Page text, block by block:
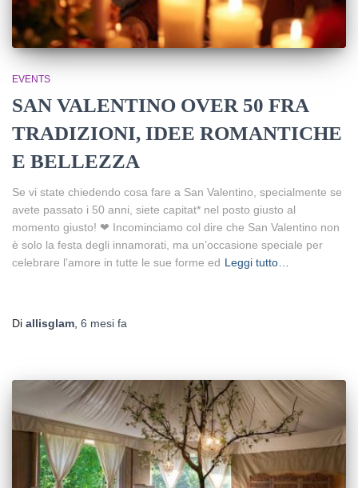
EVENTS
SAN VALENTINO OVER 50 FRA
TRADIZIONI, IDEE ROMANTICHE
E BELLEZZA
Se vi state chiedendo cosa fare a San Valentino, specialmente se
avete passato i 50 anni, siete capitat* nel posto giusto al
momento giusto! ❤ Incominciamo col dire che San Valentino non
è solo la festa degli innamorati, ma un’occasione speciale per
celebrare l’amore in tutte le sue forme ed Leggi tutto…
Di allisglam 6 mesi fa